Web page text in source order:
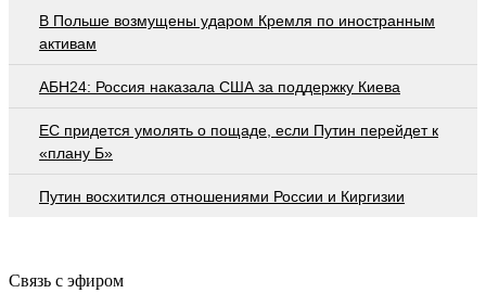
В Польше возмущены ударом Кремля по иностранным
активам
АБН24: Россия наказала США за поддержку Киева
EC придется умолять о пощаде, если Путин перейдет к
«плану Б»
Путин восхитился отношениями России и Киргизии
Связь с эфиром